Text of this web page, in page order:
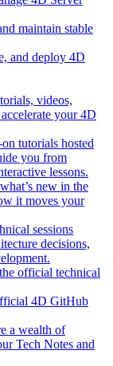
maintain stable
and deploy 4D
videos,
your 4D
tutorials hosted
you from
lessons.
new in the
it moves your
sessions
decisions,
official technical
4D GitHub
a wealth of
Tech Notes and